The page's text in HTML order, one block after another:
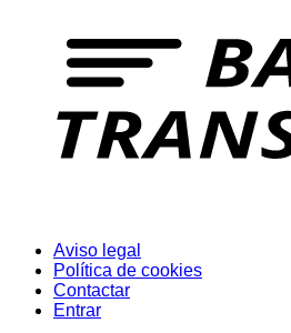
Aviso legal
Política de cookies
Contactar
Entrar